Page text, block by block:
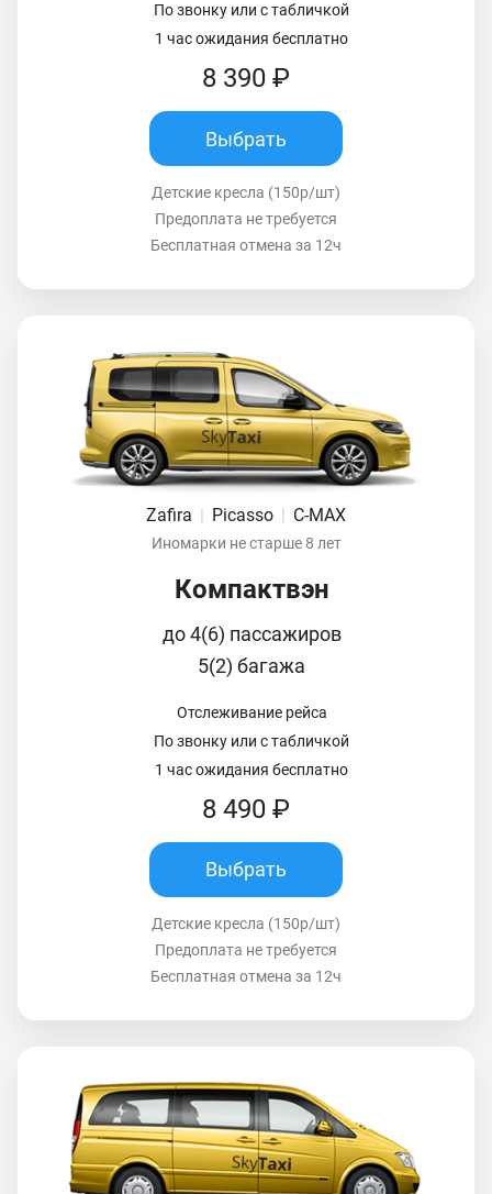
По звонку или с табличкой
1 час ожидания бесплатно
8 390 ₽
Выбрать
Детские кресла (150р/шт)
Предоплата не требуется
Бесплатная отмена за 12ч
Zafira | Picasso | C-MAX
Иномарки не старше 8 лет
Компактвэн
до 4(6) пассажиров
5(2) багажа
Отслеживание рейса
По звонку или с табличкой
1 час ожидания бесплатно
8 490 ₽
Выбрать
Детские кресла (150р/шт)
Предоплата не требуется
Бесплатная отмена за 12ч